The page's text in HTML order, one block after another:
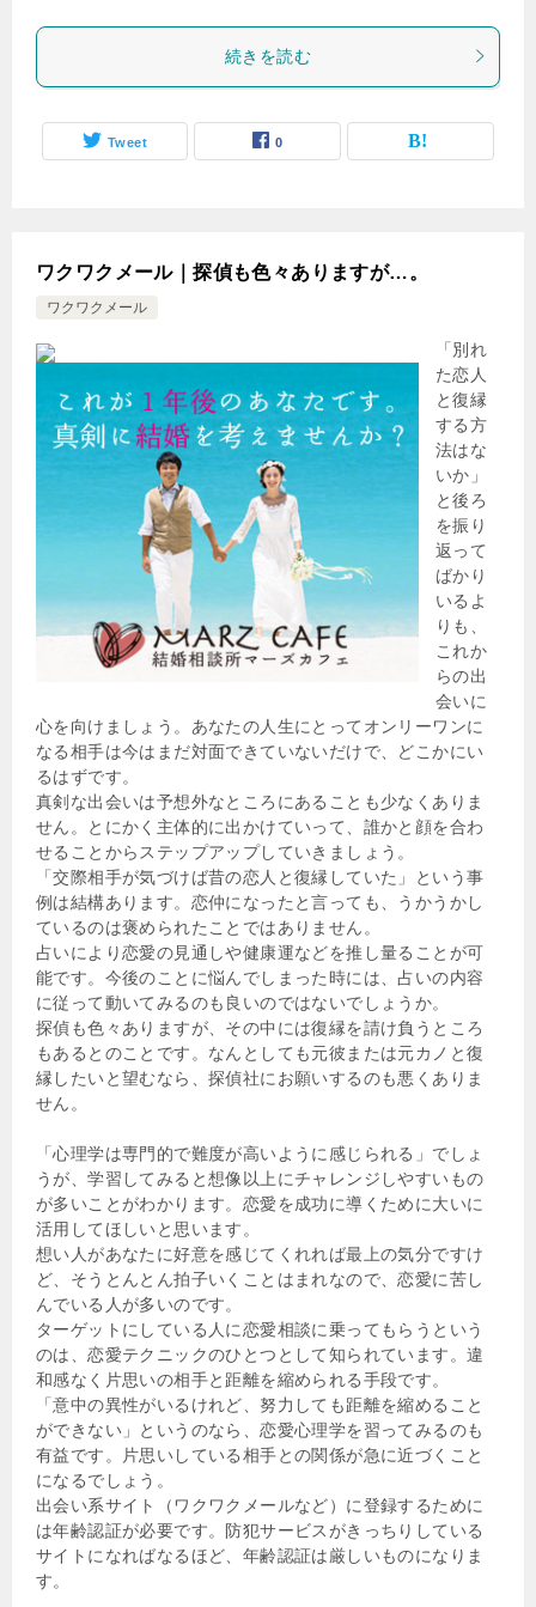
続きを読む
Tweet 0
ワクワクメール｜探偵も色々ありますが…。
ワクワクメール
「別れ
た恋人
と復縁
する方
法はな
いか」
と後ろ
を振り
返って
ばかり
いるよ
りも、
これか
らの出
会いに
心を向けましょう。あなたの人生にとってオンリーワンに
なる相手は今はまだ対面できていないだけで、どこかにい
るはずです。
真剣な出会いは予想外なところにあることも少なくありま
せん。とにかく主体的に出かけていって、誰かと顔を合わ
せることからステップアップしていきましょう。
「交際相手が気づけば昔の恋人と復縁していた」という事
例は結構あります。恋仲になったと言っても、うかうかし
ているのは褒められたことではありません。
占いにより恋愛の見通しや健康運などを推し量ることが可
能です。今後のことに悩んでしまった時には、占いの内容
に従って動いてみるのも良いのではないでしょうか。
探偵も色々ありますが、その中には復縁を請け負うところ
もあるとのことです。なんとしても元彼または元カノと復
縁したいと望むなら、探偵社にお願いするのも悪くありま
せん。
「心理学は専門的で難度が高いように感じられる」でしょ
うが、学習してみると想像以上にチャレンジしやすいもの
が多いことがわかります。恋愛を成功に導くために大いに
活用してほしいと思います。
想い人があなたに好意を感じてくれれば最上の気分ですけ
ど、そうとんとん拍子いくことはまれなので、恋愛に苦し
んでいる人が多いのです。
ターゲットにしている人に恋愛相談に乗ってもらうという
のは、恋愛テクニックのひとつとして知られています。違
和感なく片思いの相手と距離を縮められる手段です。
「意中の異性がいるけれど、努力しても距離を縮めること
ができない」というのなら、恋愛心理学を習ってみるのも
有益です。片思いしている相手との関係が急に近づくこと
になるでしょう。
出会い系サイト（ワクワクメールなど）に登録するために
は年齢認証が必要です。防犯サービスがきっちりしている
サイトになればなるほど、年齢認証は厳しいものになりま
す。